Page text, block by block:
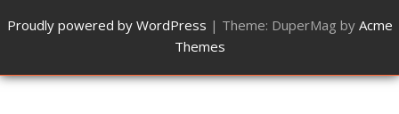
Proudly powered by WordPress | Theme: DuperMag by Acme
Themes